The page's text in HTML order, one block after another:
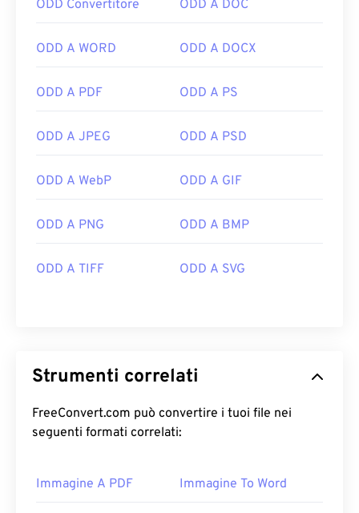
ODD Convertitore ODD A DOC
ODD A WORD ODD A DOCX
ODD A PDF ODD A PS
ODD A JPEG ODD A PSD
ODD A WebP ODD A GIF
ODD A PNG ODD A BMP
ODD A TIFF ODD A SVG
Strumenti correlati
FreeConvert.com può convertire i tuoi file nei
seguenti formati correlati:
Immagine A PDF Immagine To Word